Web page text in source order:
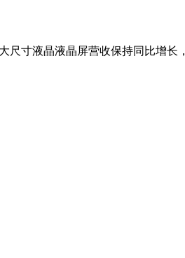
寸液晶液晶屏营收保持同比增长，